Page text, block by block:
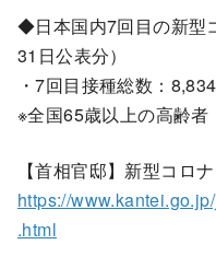
◆日本国内7回目の新型
31日公表分）
・7回目接種総数：
※全国65歳以上の高齢者
【首相官邸】新型コロ
https://
.html